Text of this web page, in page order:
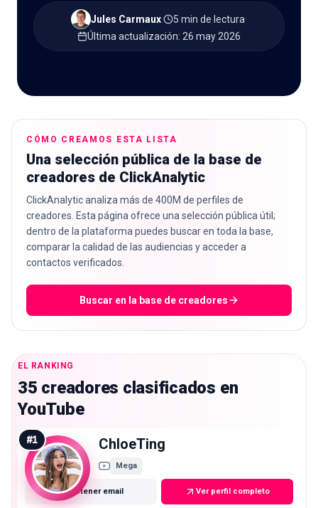
Jules Carmaux· 5 min de lectura·
Última actualización: 26 may 2026
CÓMO CREAMOS ESTA LISTA
Una selección pública de la base de
creadores de ClickAnalytic
ClickAnalytic analiza más de 400M de perfiles de
creadores. Esta página ofrece una selección pública útil;
dentro de la plataforma puedes buscar en toda la base,
comparar la calidad de las audiencias y acceder a
contactos verificados.
Buscar en la base de creadores
EL RANKING
35 creadores clasificados en
YouTube
#1 ChloeTing
Mega
Obtener email Ver perfil completo